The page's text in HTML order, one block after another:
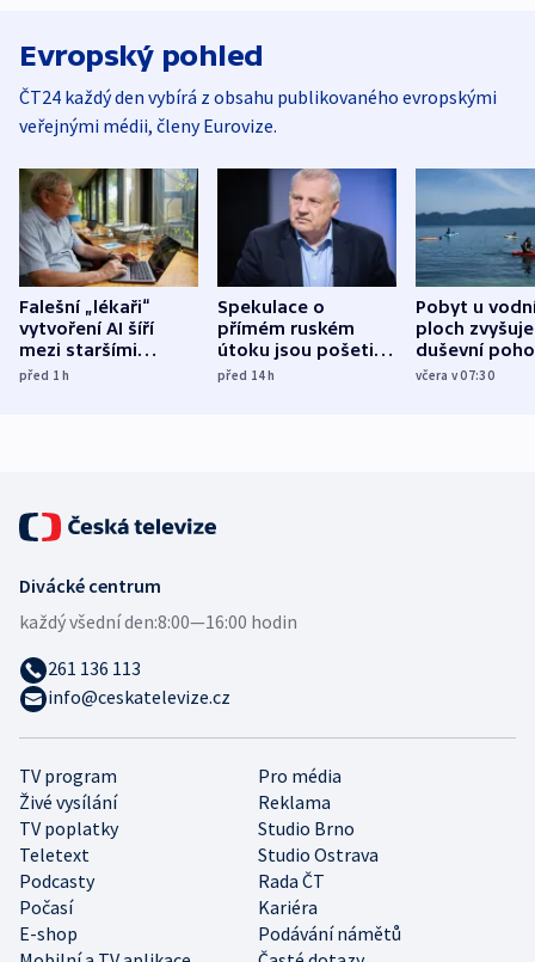
Evropský pohled
ČT24 každý den vybírá z obsahu publikovaného evropskými
veřejnými médii, členy Eurovize.
Falešní „lékaři“
vytvoření AI šíří
mezi staršími
Poláky nebezpečné
před 1h
Spekulace o
přímém ruském
útoku jsou pošetilé,
míní estonský
před 14h
Pobyt u
ploch zvyšuje
duševní
ukázala
včera v 07:30
TV program
Pro média
Živé vysílání
Reklama
TV poplatky
Studio Brno
Teletext
Studio Ostrava
Podcasty
Rada ČT
Počasí
Kariéra
E-shop
Podávání námětů
Divácké centrum
každý všední den:8:00—16:00 hodin
261 136 113
info@ceskatelevize.cz